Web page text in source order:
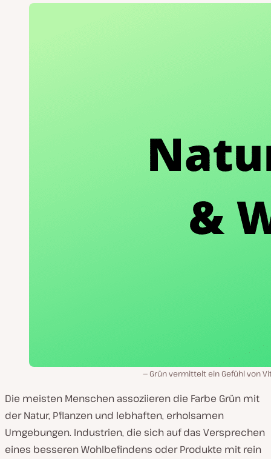
Grün vermittelt ein Gefühl von
Die meisten Menschen assoziieren die Farbe Grün mit
der Natur, Pflanzen und lebhaften, erholsamen
Umgebungen. Industrien, die sich auf das Versprechen
eines besseren Wohlbefindens oder Produkte mit rein